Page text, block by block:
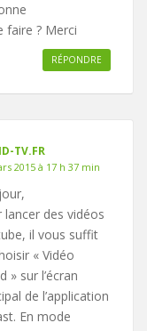
faire ? Merci
RÉPONDRE
TV.FR
2015 à 17 h 37 min
lancer des vidéos
il vous suffit
« Vidéo
» sur l’écran
de l’application
En mode